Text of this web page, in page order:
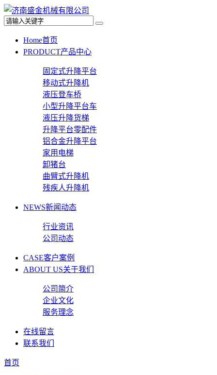
Home首页
PRODUCT产品中心
固定式升降平台
移动式升降机
液压登车桥
小型升降平台车
液压升降货梯
升降平台零配件
铝合金升降平台
家用电梯
卸猪台
曲臂式升降机
残疾人升降机
NEWS新闻动态
行业资讯
公司动态
CASE客户案例
ABOUT US关于我们
公司简介
企业文化
服务理念
在线留言
联系我们
首页